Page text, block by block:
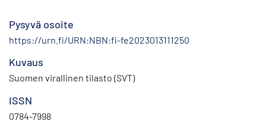
Pysyvä osoite
https://urn.fi/URN:NBN:fi-fe2023013111250
Kuvaus
Suomen virallinen tilasto (SVT)
ISSN
0784-7998